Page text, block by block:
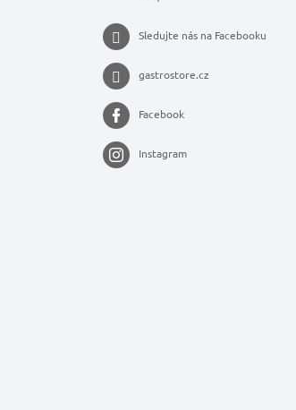
i
u
Sledujte nás na Facebooku
gastrostore.cz
Facebook
Instagram